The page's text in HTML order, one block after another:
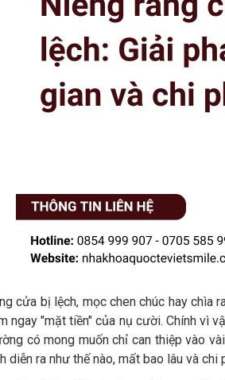
cửa bị lệch, mọc chen chúc hay chìa
ngay "mặt tiền" của nụ cười. Chính vì
có mong muốn chỉ can thiệp vào
diễn ra như thế nào, mất bao lâu và